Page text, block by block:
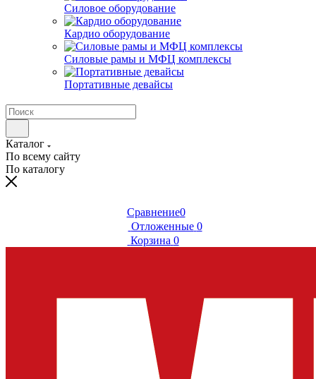
Силовое оборудование
Кардио оборудование
Силовые рамы и МФЦ комплексы
Портативные девайсы
Каталог
По всему сайту
По каталогу
Сравнение0
Отложенные 0
Корзина 0